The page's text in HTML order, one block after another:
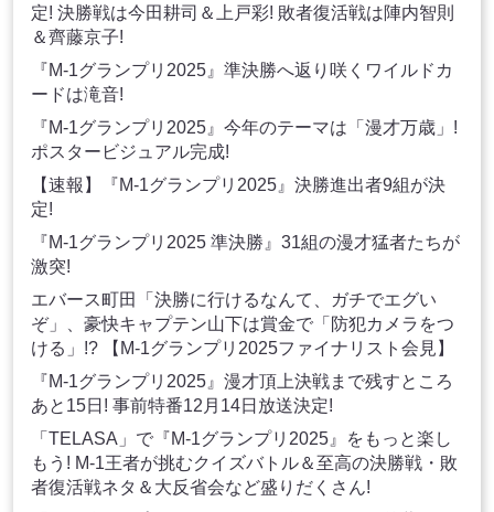
定! 決勝戦は今田耕司＆上戸彩! 敗者復活戦は陣内智則
＆齊藤京子!
『M-1グランプリ2025』準決勝へ返り咲くワイルドカ
ードは滝音!
『M-1グランプリ2025』今年のテーマは「漫才万歳」!
ポスタービジュアル完成!
【速報】『M-1グランプリ2025』決勝進出者9組が決
定!
『M-1グランプリ2025 準決勝』31組の漫才猛者たちが
激突!
エバース町田「決勝に行けるなんて、ガチでエグい
ぞ」、豪快キャプテン山下は賞金で「防犯カメラをつ
ける」!? 【M-1グランプリ2025ファイナリスト会見】
『M-1グランプリ2025』漫才頂上決戦まで残すところ
あと15日! 事前特番12月14日放送決定!
「TELASA」で『M-1グランプリ2025』をもっと楽し
もう! M-1王者が挑むクイズバトル＆至高の決勝戦・敗
者復活戦ネタ＆大反省会など盛りだくさん!